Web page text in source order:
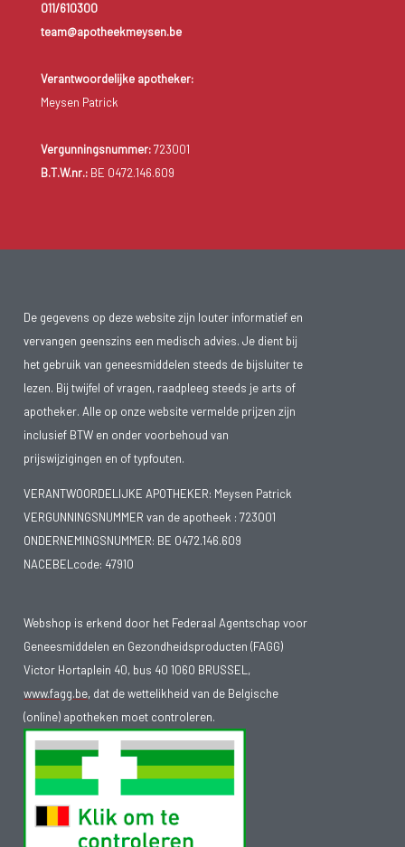
011/610300
team@apotheekmeysen.be
Verantwoordelijke apotheker:
Meysen Patrick
Vergunningsnummer:723001
B.T.W.nr.:BE 0472.146.609
De gegevens op deze website zijn louter informatief en
vervangen geenszins een medisch advies. Je dient bij
het gebruik van geneesmiddelen steeds de bijsluiter te
lezen. Bij twijfel of vragen, raadpleeg steeds je arts of
apotheker. Alle op onze website vermelde prijzen zijn
inclusief BTW en onder voorbehoud van
prijswijzigingen en of typfouten.
VERANTWOORDELIJKE APOTHEKER: Meysen Patrick
VERGUNNINGSNUMMER van de apotheek : 723001
ONDERNEMINGSNUMMER: BE 0472.146.609
NACEBELcode: 47910
Webshop is erkend door het Federaal Agentschap voor
Geneesmiddelen en Gezondheidsproducten (FAGG)
Victor Hortaplein 40, bus 40 1060 BRUSSEL,
www.fagg.be, dat de wettelikheid van de Belgische
(online) apotheken moet controleren.